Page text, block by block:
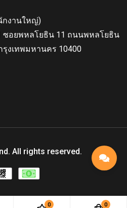
กงานใหญ่)
ซอยพหลโยธิน 11 ถนนพหลโยธิน
งเทพมหานคร 10400
All rights reserved.
0 0